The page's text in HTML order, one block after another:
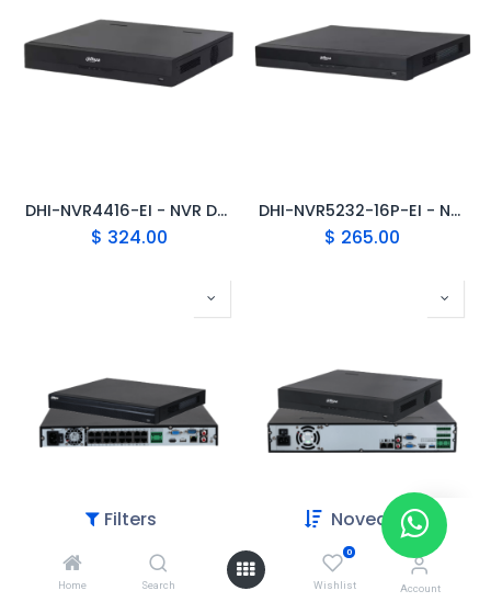
Filters Novedades
Home Search
0
Wishlist Account
DHI-NVR4416-EI - NVR DAHUA LITE DE 16 CANALES CON CAPACIDAD DE 4 DISCOS DUROS / 1U / RECONOCIMIENTO FACIAL / PROTECCION PERIMETRAL / BUSQUEDA AI / ANPR POR CAMARA / QUICKPICK Y SMD PLUS
$ 324.00
DHI-NVR5232-16P-EI - NVR DAHUA DE 32 CANALESCON 16CH POE, 1U / RECONOCIMIENTO FACIAL / ACUPICK / PROTECCION PERIMETRAL / DETECCION FACIAL / MAPA DE CALOR POR CAMARA / ANPR Y SMD PLUS
$ 265.00
DHI-NVR4232-16P-4KS2 - DAHUA NVR 32CH 16POE LITE
393.00 $386.00